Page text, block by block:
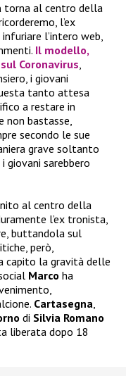
torna al centro della
l’ex
l’intero web,
Il modello,
Coronavirus,
i giovani
tanto attesa
a restare in
non bastasse,
secondo le sue
grave soltanto
giovani sarebbero
al centro della
l’ex tronista,
buttandola sul
però,
capito la gravità delle
Marco ha
Cartasegna,
di Silvia Romano
liberata dopo 18